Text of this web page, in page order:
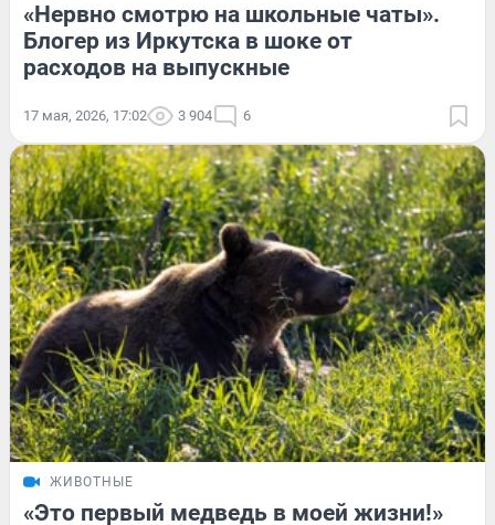
«Нервно смотрю на школьные чаты».
Блогер из Иркутска в шоке от
расходов на выпускные
17 мая, 2026, 17:02 3 904 6
ЖИВОТНЫЕ
«Это первый медведь в моей жизни!»